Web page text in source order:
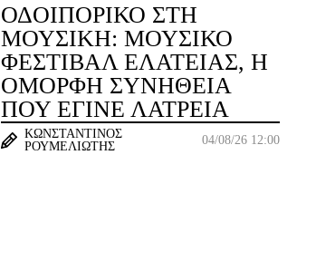
ΟΔΟΙΠΟΡΙΚΌ ΣΤΗ
ΜΟΥΣΙΚΉ: ΜΟΥΣΙΚΌ
ΦΕΣΤΙΒΆΛ ΕΛΆΤΕΙΑΣ, Η
ΌΜΟΡΦΗ ΣΥΝΉΘΕΙΑ
ΠΟΥ ΈΓΙΝΕ ΛΑΤΡΕΊΑ
ΚΩΝΣΤΑΝΤΊΝΟΣ
ΡΟΥΜΕΛΙΏΤΗΣ
04/08/26 12:00